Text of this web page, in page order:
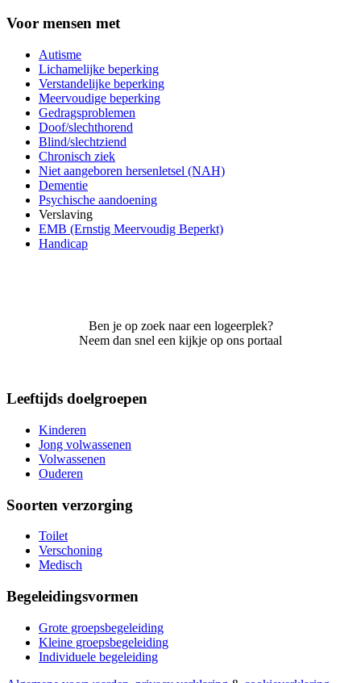
Voor mensen met
Autisme
Lichamelijke beperking
Verstandelijke beperking
Meervoudige beperking
Gedragsproblemen
Doof/slechthorend
Blind/slechtziend
Chronisch ziek
Niet aangeboren hersenletsel (NAH)
Dementie
Psychische aandoening
Verslaving
EMB (Ernstig Meervoudig Beperkt)
Handicap
Ben je op zoek naar een logeerplek?
Neem dan snel een kijkje op ons portaal
Leeftijds doelgroepen
Kinderen
Jong volwassenen
Volwassenen
Ouderen
Soorten verzorging
Toilet
Verschoning
Medisch
Begeleidingsvormen
Grote groepsbegeleiding
Kleine groepsbegeleiding
Individuele begeleiding